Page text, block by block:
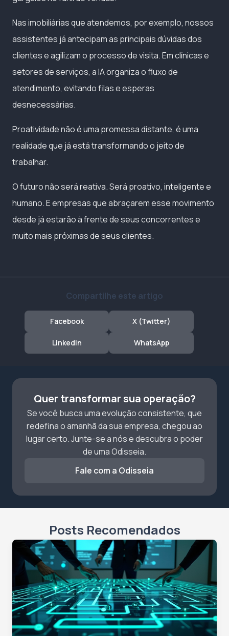
Nas imobiliárias que atendemos, por exemplo, nossos
assistentes já antecipam as principais dúvidas dos
clientes e agilizam o processo de visita. Em clínicas e
setores de serviços, a IA organiza o fluxo de
atendimento, evitando filas e esperas
desnecessárias.
Proatividade não é uma promessa distante, é uma
realidade que já está transformando o jeito de
trabalhar.
O futuro não será reativa. Será proativo, inteligente e
humano. E empresas que abraçarem esse movimento
desde já estarão à frente de seus concorrentes e
muito mais próximas de seus clientes.
Compartilhe este artigo
Facebook X (Twitter)
LinkedIn WhatsApp
Quer transformar sua operação?
Se você busca uma evolução consistente, que
redefina o amanhã da sua empresa, chegou ao
lugar certo. Junte-se a nós e descubra o poder
de uma Odisseia.
Fale com a Odisseia
Posts Recomendados